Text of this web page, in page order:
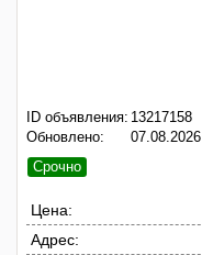
ID объявления: 13217158
Обновлено:
07.08.2026
Срочно
Цена:
Адрес: